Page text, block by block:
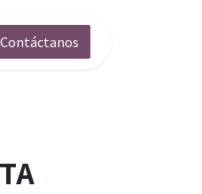
Contáctanos